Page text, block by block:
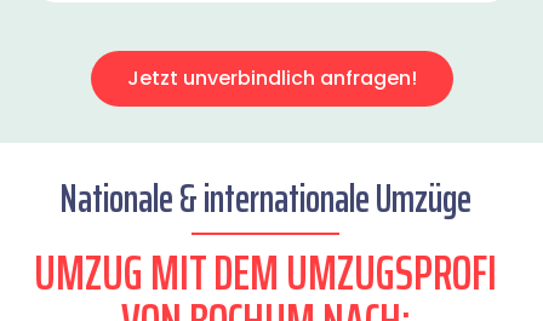
Jetzt unverbindlich anfragen!
Nationale & internationale Umzüge
UMZUG MIT DEM UMZUGSPROFI